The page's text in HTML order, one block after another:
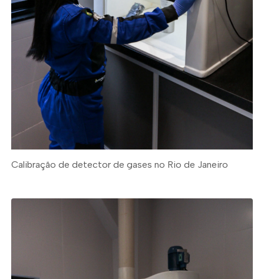
Calibração de detector de gases no Rio de Janeiro